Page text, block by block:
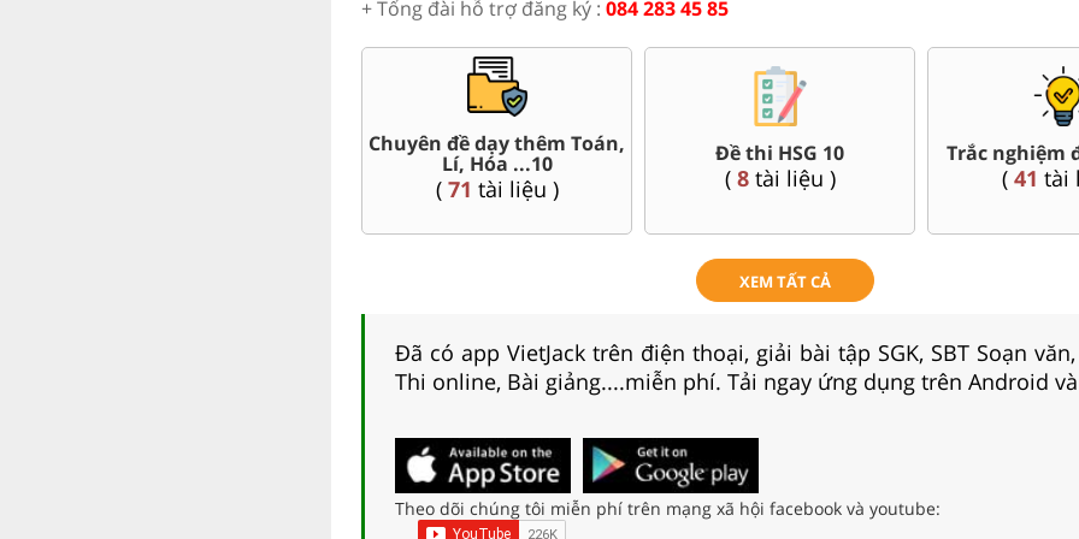
+ Tổng đài hỗ trợ đăng ký : 084 283 45 85
Đề thi HSG 10
tài liệu )
Trắc nghiệm đúng sai 10
tài liệu )
Đề thi giữa kì,
254 tài
XEM TẤT CẢ
Đã có app VietJack trên điện thoại, giải bài tập SGK, SBT Soạn
Thi online, Bài giảng....miễn phí. Tải ngay ứng dụng trên Android và
Theo dõi chúng tôi miễn phí trên mạng xã hội facebook và youtube: